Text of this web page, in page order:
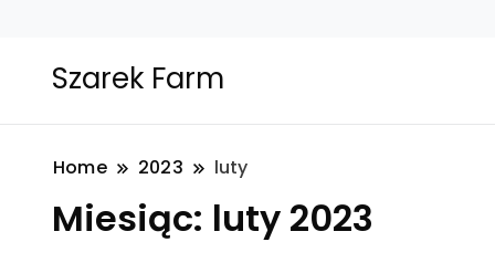
Szarek Farm
Home 2023 luty
Miesiąc: luty 2023